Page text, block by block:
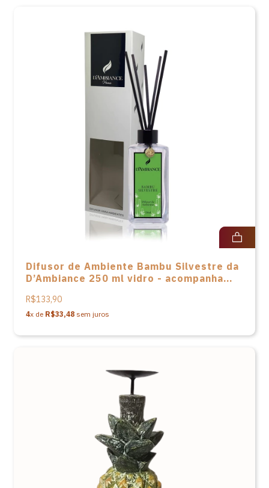
Difusor de Ambiente Bambu Silvestre da
D’Ambiance 250 ml vidro - acompanha
R$133,90
4x de R$33,48 sem juros